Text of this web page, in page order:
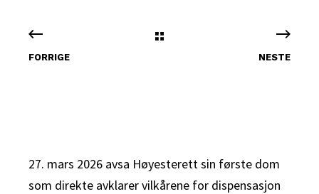
FORRIGE NESTE
27. mars 2026 avsa Høyesterett sin første dom
som direkte avklarer vilkårene for dispensasjon